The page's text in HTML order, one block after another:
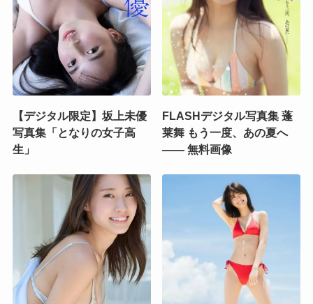
【デジタル限定】坂上未優
写真集「となりの女子高
生」
FLASHデジタル写真集 蓬
莱舞 もう一度、あの夏へ
―― 無料画像